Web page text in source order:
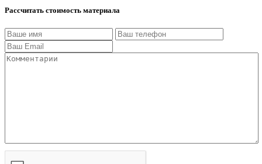
Рассчитать стоимость материала